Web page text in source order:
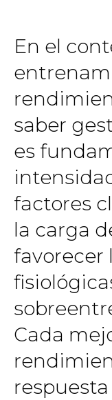
En el
saber
es
factores
la carga
favorecer
Cada